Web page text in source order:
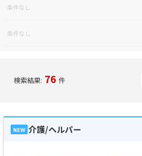
条件なし
条件なし
検索結果: 76 件
NEW 介護/ヘルパー